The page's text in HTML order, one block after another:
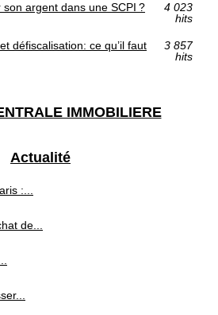
son argent dans une SCPI ?
4 023
hits
défiscalisation: ce qu’il faut
3 857
hits
IMMOBILIERE
Actualité
:...
de...